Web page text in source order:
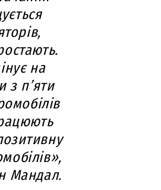
на
з п’яти
Мандал.